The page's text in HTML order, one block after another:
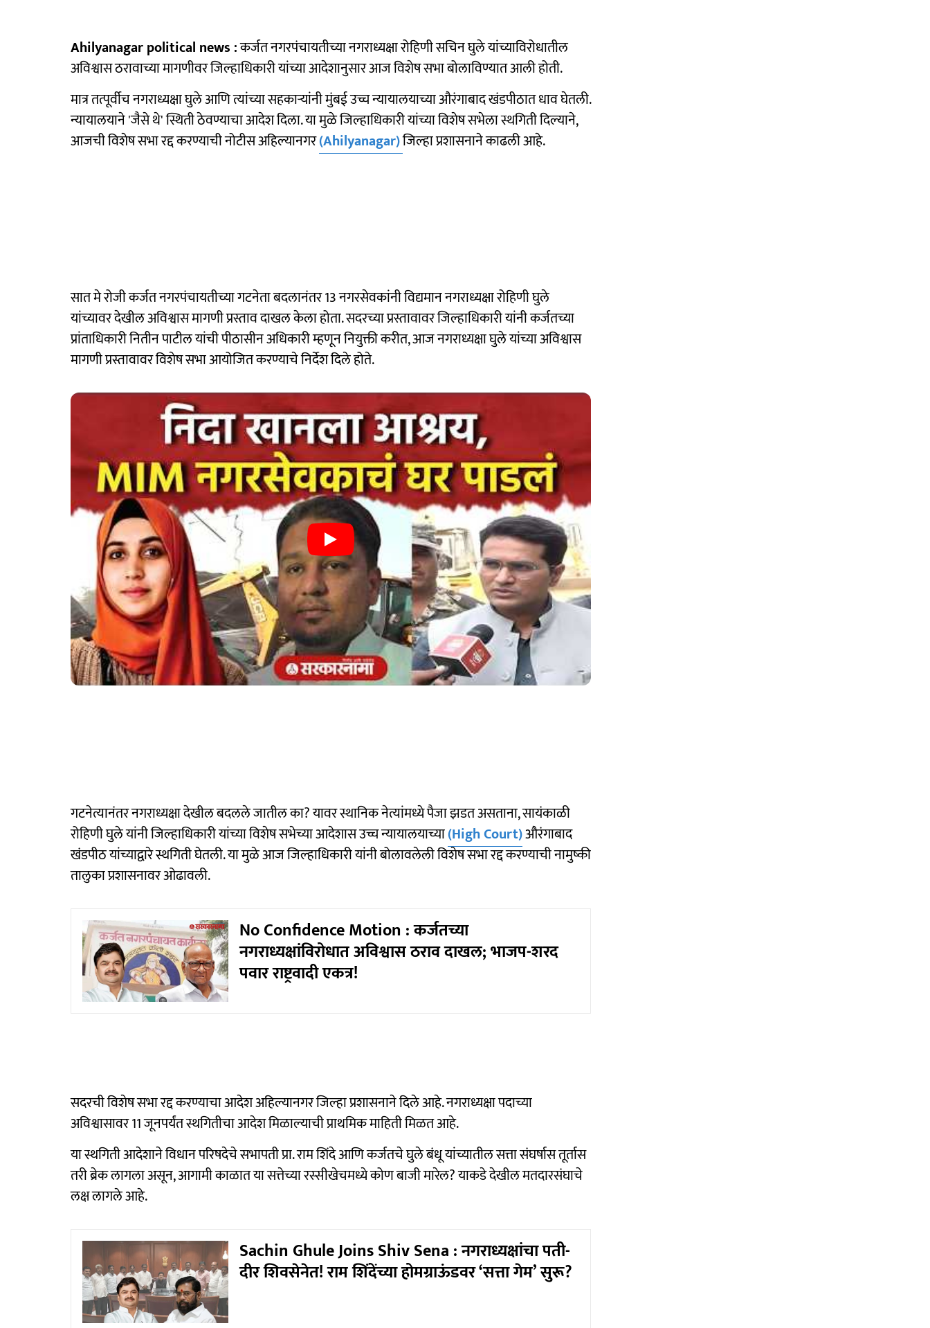
Ahilyanagar political news :कर्जत नगरपंचायतीच्या नगराध्यक्षा रोहिणी सचिन घुले यांच्याविरोधातील
अविश्वास ठरावाच्या मागणीवर जिल्हाधिकारी यांच्या आदेशानुसार आज विशेष सभा बोलाविण्यात आली होती.
मात्र तत्पूर्वीच नगराध्यक्षा घुले आणि त्यांच्या सहकाऱ्यांनी मुंबई उच्च न्यायालयाच्या औरंगाबाद खंडपीठात धाव घेतली.
न्यायालयाने 'जैसे थे' स्थिती ठेवण्याचा आदेश दिला. या मुळे जिल्हाधिकारी यांच्या विशेष सभेला स्थगिती दिल्याने,
आजची विशेष सभा रद्द करण्याची नोटीस अहिल्यानगर(Ahilyanagar)जिल्हा प्रशासनाने काढली आहे.
सात मे रोजी कर्जत नगरपंचायतीच्या गटनेता बदलानंतर 13 नगरसेवकांनी विद्यमान नगराध्यक्षा रोहिणी घुले
यांच्यावर देखील अविश्वास मागणी प्रस्ताव दाखल केला होता. सदरच्या प्रस्तावावर जिल्हाधिकारी यांनी कर्जतच्या
प्रांताधिकारी नितीन पाटील यांची पीठासीन अधिकारी म्हणून नियुक्ती करीत, आज नगराध्यक्षा घुले यांच्या अविश्वास
मागणी प्रस्तावावर विशेष सभा आयोजित करण्याचे निर्देश दिले होते.
गटनेत्यानंतर नगराध्यक्षा देखील बदलले जातील का? यावर स्थानिक नेत्यांमध्ये पैजा झडत असताना, सायंकाळी
रोहिणी घुले यांनी जिल्हाधिकारी यांच्या विशेष सभेच्या आदेशास उच्च न्यायालयाच्या(High Court)औरंगाबाद
खंडपीठ यांच्याद्वारे स्थगिती घेतली. या मुळे आज जिल्हाधिकारी यांनी बोलावलेली विशेष सभा रद्द करण्याची नामुष्की
तालुका प्रशासनावर ओढावली.
No Confidence Motion : कर्जतच्या
नगराध्यक्षांविरोधात अविश्वास ठराव दाखल; भाजप-शरद
पवार राष्ट्रवादी एकत्र!
सदरची विशेष सभा रद्द करण्याचा आदेश अहिल्यानगर जिल्हा प्रशासनाने दिले आहे. नगराध्यक्षा पदाच्या
अविश्वासावर 11 जूनपर्यंत स्थगितीचा आदेश मिळाल्याची प्राथमिक माहिती मिळत आहे.
या स्थगिती आदेशाने विधान परिषदेचे सभापती प्रा. राम शिंदे आणि कर्जतचे घुले बंधू यांच्यातील सत्ता संघर्षास तूर्तास
तरी ब्रेक लागला असून, आगामी काळात या सत्तेच्या रस्सीखेचमध्ये कोण बाजी मारेल? याकडे देखील मतदारसंघाचे
लक्ष लागले आहे.
Sachin Ghule Joins Shiv Sena : नगराध्यक्षांचा पती-
दीर शिवसेनेत! राम शिंदेंच्या होमग्राऊंडवर ‘सत्ता गेम’ सुरू?